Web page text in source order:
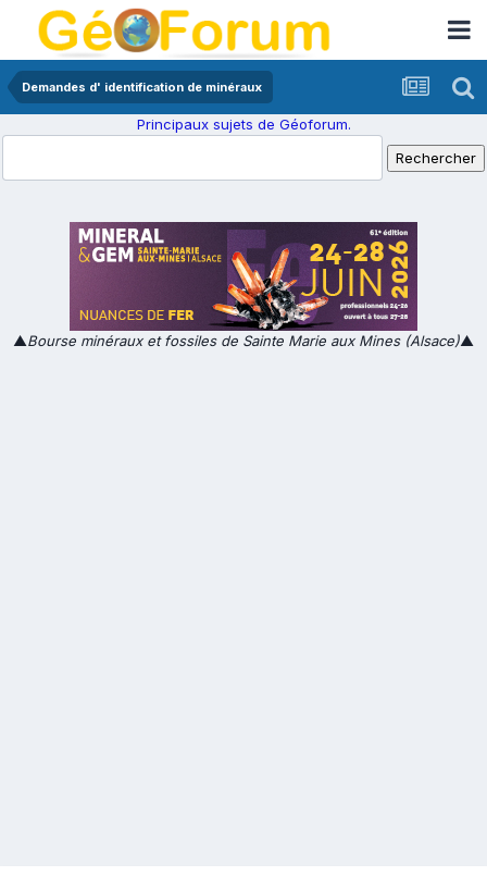
Demandes d' identification de minéraux
Principaux sujets de Géoforum.
▲Bourse minéraux et fossiles de Sainte Marie aux Mines (Alsace)▲